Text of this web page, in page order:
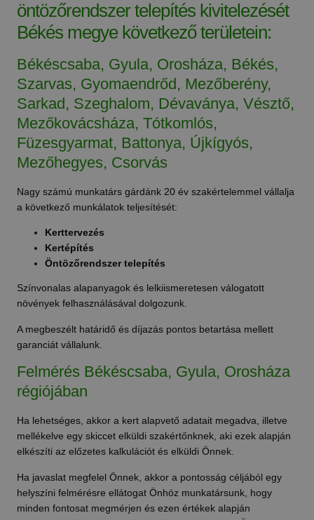
öntözőrendszer telepítés kivitelezését
Békés megye következő területein:
Békéscsaba, Gyula, Orosháza, Békés,
Szarvas, Gyomaendrőd, Mezőberény,
Sarkad, Szeghalom, Dévaványa, Vésztő,
Mezőkovácsháza, Tótkomlós,
Füzesgyarmat, Battonya, Újkígyós,
Mezőhegyes, Csorvás
Nagy számú munkatárs gárdánk 20 év szakértelemmel vállalja
a következő munkálatok teljesítését:
Kerttervezés
Kertépítés
Öntözőrendszer telepítés
Színvonalas alapanyagok és lelkiismeretesen válogatott
növények felhasználásával dolgozunk.
A megbeszélt határidő és díjazás pontos betartása mellett
garanciát vállalunk.
Felmérés Békéscsaba, Gyula, Orosháza
régiójában
Ha lehetséges, akkor a kert alapvető adatait megadva, illetve
mellékelve egy skiccet elküldi szakértőnknek, aki ezek alapján
elkészíti az előzetes kalkulációt és elküldi Önnek.
Ha javaslat megfelel Önnek, akkor a pontosság céljából egy
helyszíni felmérésre ellátogat Önhöz munkatársunk, hogy
minden fontosat megmérjen és ezen értékek alapján